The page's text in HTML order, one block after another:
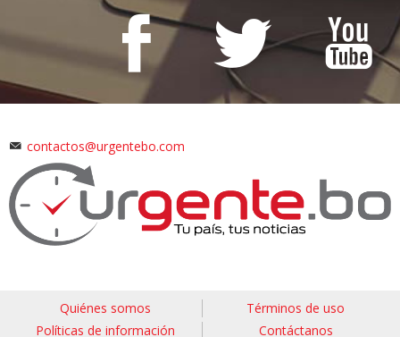
contactos@urgentebo.com
Quiénes somos
Términos de uso
Políticas de información
Contáctanos